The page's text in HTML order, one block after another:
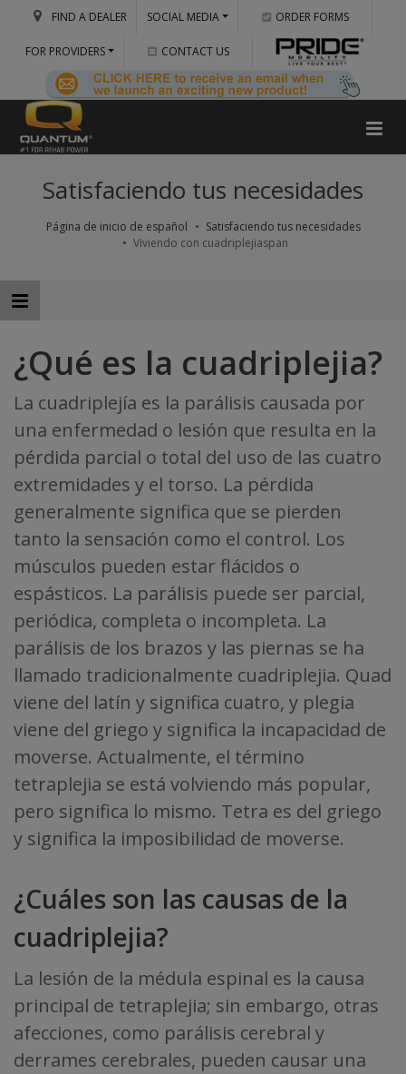
FIND A DEALER SOCIAL MEDIA ORDER FORMS
FOR PROVIDERS CONTACT US
Satisfaciendo tus necesidades
Página de inicio de español
Satisfaciendo tus necesidades
Viviendo con cuadriplejiaspan
¿Qué es la cuadriplejia?
La cuadriplejía es la parálisis causada por
una enfermedad o lesión que resulta en la
pérdida parcial o total del uso de las cuatro
extremidades y el torso. La pérdida
generalmente significa que se pierden
tanto la sensación como el control. Los
músculos pueden estar flácidos o
espásticos. La parálisis puede ser parcial,
periódica, completa o incompleta. La
parálisis de los brazos y las piernas se ha
llamado tradicionalmente cuadriplejia. Quad
viene del latín y significa cuatro, y plegia
viene del griego y significa la incapacidad de
moverse. Actualmente, el término
tetraplejia se está volviendo más popular,
pero significa lo mismo. Tetra es del griego
y significa la imposibilidad de moverse.
¿Cuáles son las causas de la
cuadriplejia?
La lesión de la médula espinal es la causa
principal de tetraplejia; sin embargo, otras
afecciones, como parálisis cerebral y
derrames cerebrales, pueden causar una